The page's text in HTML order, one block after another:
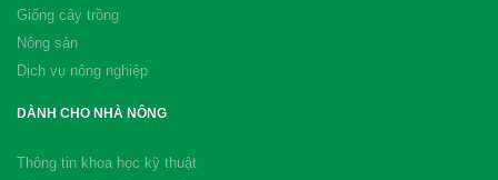
Giống cây trồng
Nông sản
Dịch vụ nông nghiệp
DÀNH CHO NHÀ NÔNG
Thông tin khoa học kỹ thuật